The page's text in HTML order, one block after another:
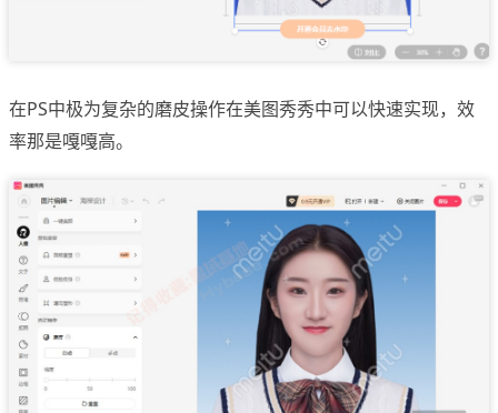
在PS中极为复杂的磨皮操作在美图秀秀中可以快速实现，效
率那是嘎嘎高。